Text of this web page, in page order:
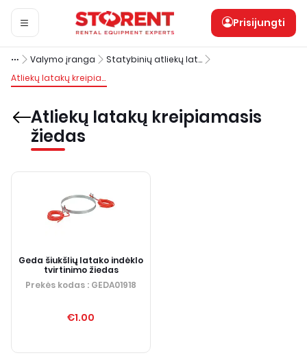
Prisijungti
Valymo įranga
Statybinių atliekų latakai
Atliekų latakų kreipiamasis žiedas
Atliekų latakų kreipiamasis
žiedas
Geda šiukšlių latako indėklo
tvirtinimo žiedas
Prekės kodas : GEDA01918
€1.00